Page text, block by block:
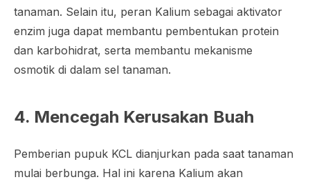
tanaman. Selain itu, peran Kalium sebagai aktivator
enzim juga dapat membantu pembentukan protein
dan karbohidrat, serta membantu mekanisme
osmotik di dalam sel tanaman.
4. Mencegah Kerusakan Buah
Pemberian pupuk KCL dianjurkan pada saat tanaman
mulai berbunga. Hal ini karena Kalium akan